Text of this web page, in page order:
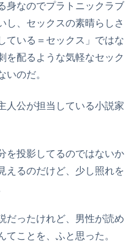
身なのでプラトニックラブ
し、セックスの素晴らしさ
ている＝セックス」ではな
配るような気軽なセック
いのだ。
人公が担当している小説家
を投影してるのではないか
えるのだけど、少し照れを
だったけれど、男性が読め
ことを、ふと思った。